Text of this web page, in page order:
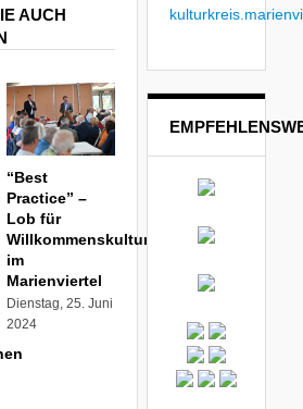
AUCH
“Best
Practice” –
Lob für
Willkommenskultur
im
Marienviertel
Dienstag, 25. Juni
2024